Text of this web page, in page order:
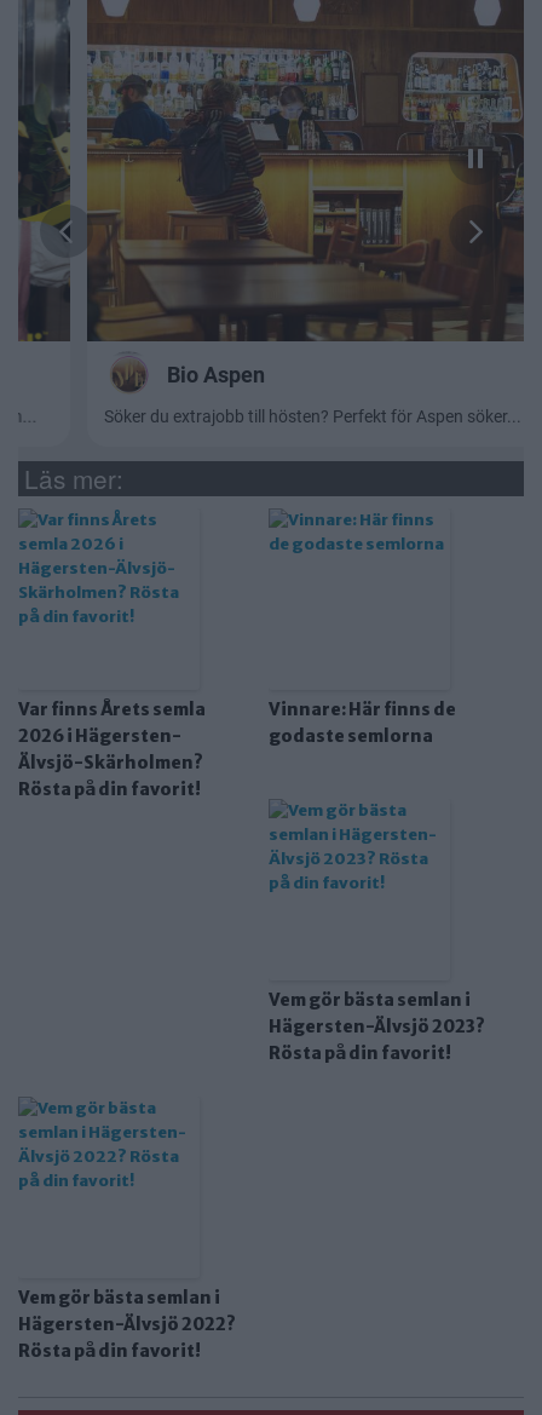
Läs mer:
Var finns Årets semla
2026 i Hägersten-
Älvsjö-Skärholmen?
Rösta på din favorit!
Vinnare: Här finns de
godaste semlorna
Vem gör bästa semlan i
Hägersten-Älvsjö 2023?
Rösta på din favorit!
Vem gör bästa semlan i
Hägersten-Älvsjö 2022?
Rösta på din favorit!